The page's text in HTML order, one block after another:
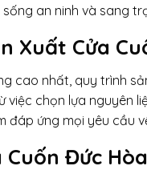
an ninh và sang
Xuất Cửa
cao nhất, quy trình
việc chọn lựa nguyên
đáp ứng mọi yêu cầu
Cuốn Đức